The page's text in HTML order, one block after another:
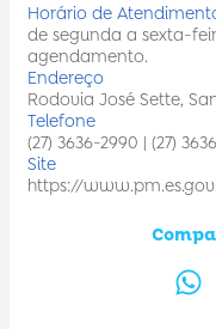
Horário de
de segunda a sexta-
agendamento.
Endereço
Rodovia José Sette,
Telefone
(27) 3636-2990 | (27)
Site
https://